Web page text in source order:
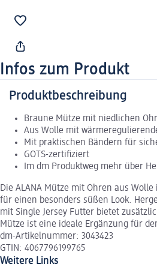
Infos zum Produkt
Produktbeschreibung
Braune Mütze mit niedlichen
Aus Wolle mit
Mit praktischen Bändern für
GOTS-zertifiziert
Im dm Produktweg mehr über
Die ALANA Mütze mit Ohren aus
für einen besonders süßen Look.
mit Single Jersey Futter bietet
Mütze ist eine ideale Ergänzung für
dm-Artikelnummer: 3043423
GTIN: 4067796199765
Weitere Links